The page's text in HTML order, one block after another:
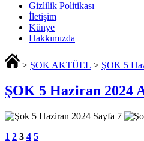
Gizlilik Politikası
İletişim
Künye
Hakkımızda
> ŞOK AKTÜEL > ŞOK 5
ŞOK 5 Haziran 2024
1 2 3 4 5